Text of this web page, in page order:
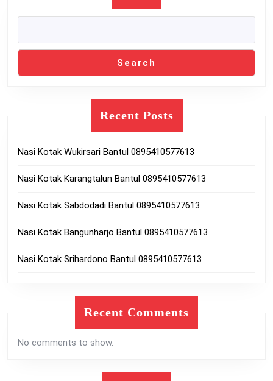
Search
Recent Posts
Nasi Kotak Wukirsari Bantul 0895410577613
Nasi Kotak Karangtalun Bantul 0895410577613
Nasi Kotak Sabdodadi Bantul 0895410577613
Nasi Kotak Bangunharjo Bantul 0895410577613
Nasi Kotak Srihardono Bantul 0895410577613
Recent Comments
No comments to show.